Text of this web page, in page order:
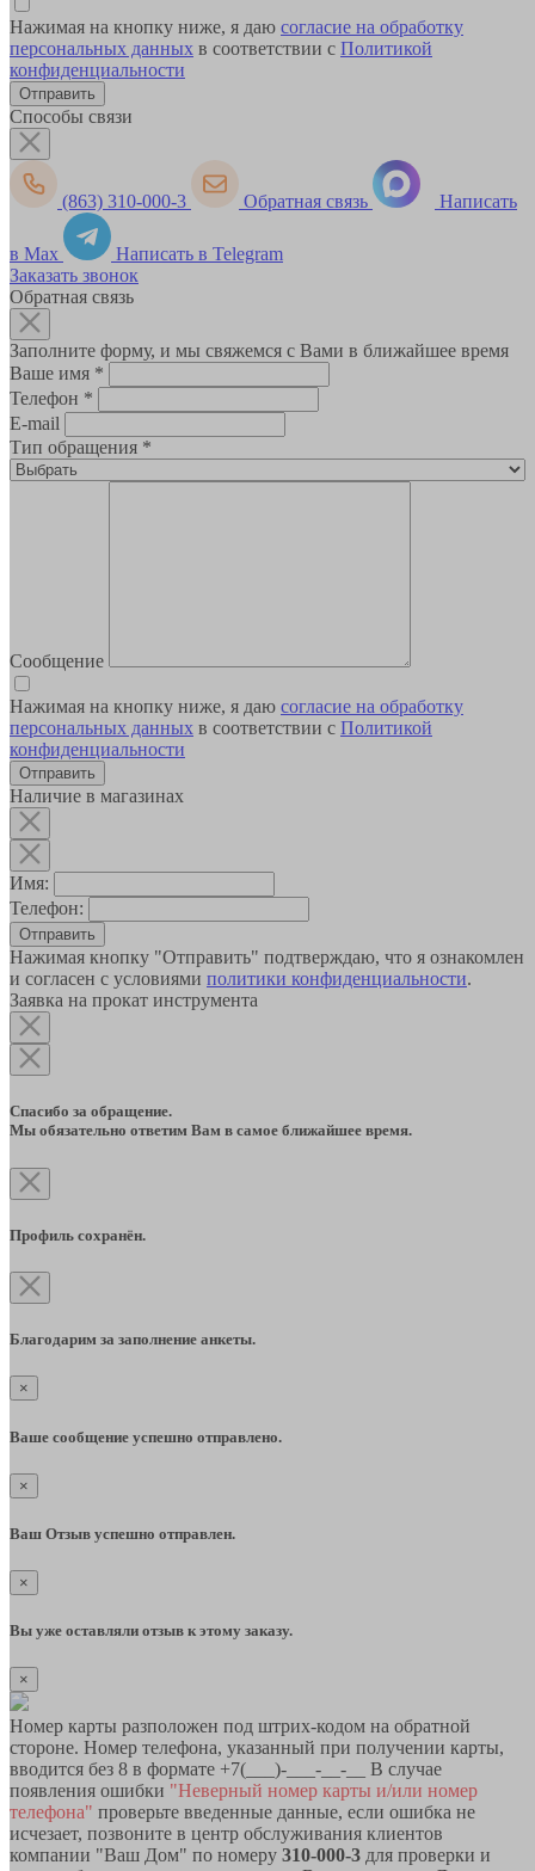
Нажимая на кнопку ниже, я даю согласие на обработку
персональных данных в соответствии с Политикой
конфиденциальности
Способы связи
(863) 310-000-3 Обратная связь Написать
в Max
Написать в Telegram
Заказать звонок
Обратная связь
Заполните форму, и мы свяжемся с Вами в ближайшее время
Ваше имя *
Телефон *
E-mail
Тип обращения *
Сообщение
Нажимая на кнопку ниже, я даю согласие на обработку
персональных данных в соответствии с Политикой
конфиденциальности
Наличие в магазинах
Имя:
Телефон:
Отправить
Нажимая кнопку "Отправить" подтверждаю, что я ознакомлен
и согласен с условиями политики конфиденциальности.
Заявка на прокат инструмента
Спасибо за обращение.
Мы обязательно ответим Вам в самое ближайшее время.
Профиль сохранён.
Благодарим за заполнение анкеты.
×
Ваше сообщение успешно отправлено.
×
Ваш Отзыв успешно отправлен.
×
Вы уже оставляли отзыв к этому заказу.
×
Номер карты разположен под штрих-кодом на обратной
стороне. Номер телефона, указанный при получении карты,
вводится без 8 в формате +7(___)-___-__-__ В случае
появления ошибки "Неверный номер карты и/или номер
телефона" проверьте введенные данные, если ошибка не
исчезает, позвоните в центр обслуживания клиентов
компании "Ваш Дом" по номеру 310-000-3 для проверки и